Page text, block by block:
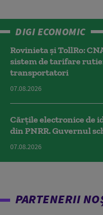
DIGI ECONOMIC
Rovinieta și TollRo:
sistem de tarifare
transportatori
07.08.2026
Cărțile electronice de
din PNRR. Guvernul
07.08.2026
PARTENERII